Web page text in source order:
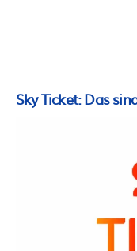
Sky Ticket: Das